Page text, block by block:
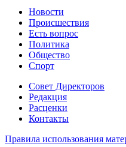
Новости
Происшествия
Есть вопрос
Политика
Общество
Спорт
Совет Директоров
Редакция
Расценки
Контакты
Правила использования